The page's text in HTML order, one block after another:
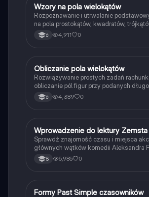
WMatematyka
Wzory na pola wielokątów
Rozpoznawanie i utrwalanie
na pola prostokątów, kwadratów,
6 4,911 0
OMatematyka
Obliczanie pola wielokątów
Rozwiązywanie prostych zadań
obliczanie pól figur przy podanych
boków i wysokości.
6 4,389 0
WJęzyk polski
Wprowadzenie do lektury Zemsta
Sprawdź znajomość czasu i miejsca
głównych wątków komedii Aleksandra
8 5,985 0
FJęzyk angielski
Formy Past Simple czasowników